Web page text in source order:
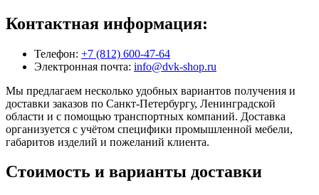
Контактная информация:
Телефон: +7 (812) 600-47-64
Электронная почта: info@dvk-shop.ru
Мы предлагаем несколько удобных вариантов получения и
доставки заказов по Санкт-Петербургу, Ленинградской
области и с помощью транспортных компаний. Доставка
организуется с учётом специфики промышленной мебели,
габаритов изделий и пожеланий клиента.
Стоимость и варианты доставки